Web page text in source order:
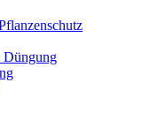
Düngung